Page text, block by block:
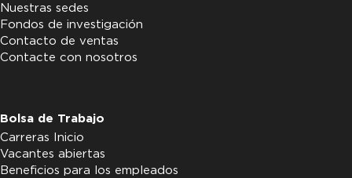
Nuestras sedes
Fondos de investigación
Contacto de ventas
Contacte con nosotros
Bolsa de Trabajo
Carreras Inicio
Vacantes abiertas
Beneficios para los empleados